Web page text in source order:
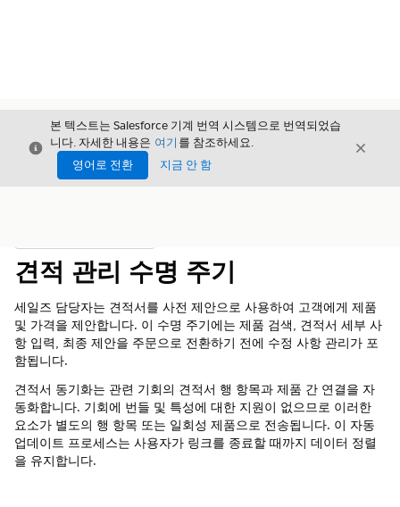
닫기
본 텍스트는 Salesforce 기계 번역 시스템으로 번역되었습
니다. 자세한 내용은 여기 를 참조하세요.
영어로 전환
지금 안 함
닫기
견적 관리 수명 주기
세일즈 담당자는 견적서를 사전 제안으로 사용하여 고객에게 제품
및 가격을 제안합니다. 이 수명 주기에는 제품 검색, 견적서 세부 사
항 입력, 최종 제안을 주문으로 전환하기 전에 수정 사항 관리가 포
함됩니다.
견적서 동기화는 관련 기회의 견적서 행 항목과 제품 간 연결을 자
동화합니다. 기회에 번들 및 특성에 대한 지원이 없으므로 이러한
요소가 별도의 행 항목 또는 일회성 제품으로 전송됩니다. 이 자동
업데이트 프로세스는 사용자가 링크를 종료할 때까지 데이터 정렬
을 유지합니다.